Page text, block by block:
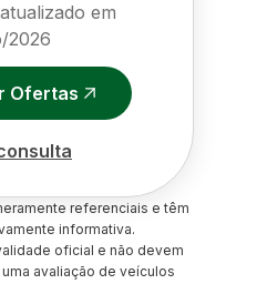
em
2026
Ofertas
referenciais e têm
informativa.
oficial e não devem
avaliação de veículos